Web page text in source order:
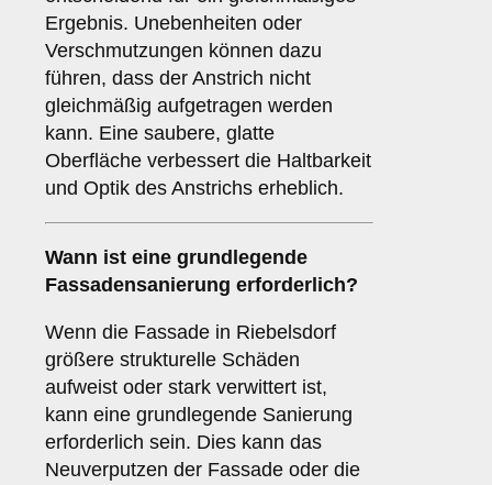
Ergebnis. Unebenheiten oder
Verschmutzungen können dazu
führen, dass der Anstrich nicht
gleichmäßig aufgetragen werden
kann. Eine saubere, glatte
Oberfläche verbessert die Haltbarkeit
und Optik des Anstrichs erheblich.
Wann ist eine grundlegende
Fassadensanierung erforderlich?
Wenn die Fassade in Riebelsdorf
größere strukturelle Schäden
aufweist oder stark verwittert ist,
kann eine grundlegende Sanierung
erforderlich sein. Dies kann das
Neuverputzen der Fassade oder die